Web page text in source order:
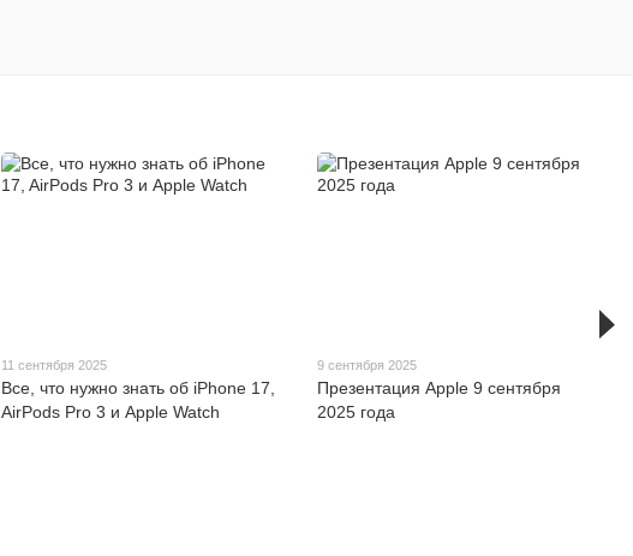
11 сентября 2025
Все, что нужно знать об iPhone 17,
AirPods Pro 3 и Apple Watch
9 сентября 2025
Презентация Apple 9 сентября
2025 года